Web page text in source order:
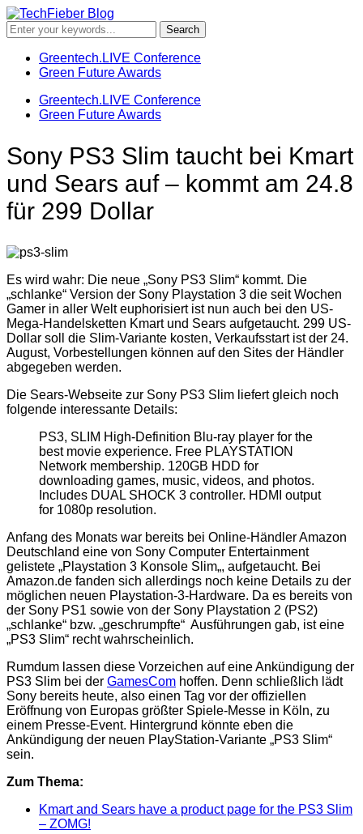
Greentech.LIVE Conference
Green Future Awards
Greentech.LIVE Conference
Green Future Awards
Sony PS3 Slim taucht bei Kmart
und Sears auf – kommt am 24.8
für 299 Dollar
Es wird wahr: Die neue „Sony PS3 Slim“ kommt. Die
„schlanke“ Version der Sony Playstation 3 die seit Wochen
Gamer in aller Welt euphorisiert ist nun auch bei den US-
Mega-Handelsketten Kmart und Sears aufgetaucht. 299 US-
Dollar soll die Slim-Variante kosten, Verkaufsstart ist der 24.
August, Vorbestellungen können auf den Sites der Händler
abgegeben werden.
Die Sears-Webseite zur Sony PS3 Slim liefert gleich noch
folgende interessante Details:
PS3, SLIM High-Definition Blu-ray player for the
best movie experience. Free PLAYSTATION
Network membership. 120GB HDD for
downloading games, music, videos, and photos.
Includes DUAL SHOCK 3 controller. HDMI output
for 1080p resolution.
Anfang des Monats war bereits bei Online-Händler Amazon
Deutschland eine von Sony Computer Entertainment
gelistete „Playstation 3 Konsole Slim„, aufgetaucht. Bei
Amazon.de fanden sich allerdings noch keine Details zu der
möglichen neuen Playstation-3-Hardware. Da es bereits von
der Sony PS1 sowie von der Sony Playstation 2 (PS2)
„schlanke“ bzw. „geschrumpfte“ Ausführungen gab, ist eine
„PS3 Slim“ recht wahrscheinlich.
Rumdum lassen diese Vorzeichen auf eine Ankündigung der
PS3 Slim bei der GamesCom hoffen. Denn schließlich lädt
Sony bereits heute, also einen Tag vor der offiziellen
Eröffnung von Europas größter Spiele-Messe in Köln, zu
einem Presse-Event. Hintergrund könnte eben die
Ankündigung der neuen PlayStation-Variante „PS3 Slim“
sein.
Zum Thema:
Kmart and Sears have a product page for the PS3 Slim
– ZOMG!